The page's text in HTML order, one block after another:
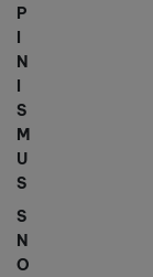
P
I
N
I
S
M
U
S
S
N
O